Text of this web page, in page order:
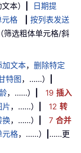
文本）
日期提
格
按列表发送
（筛选粗体单元格/斜
加文本， 删除特定
特图，……）
，……） 19 插入
片，……） 12 转
换，……） 7 合并
元格，……）
……更